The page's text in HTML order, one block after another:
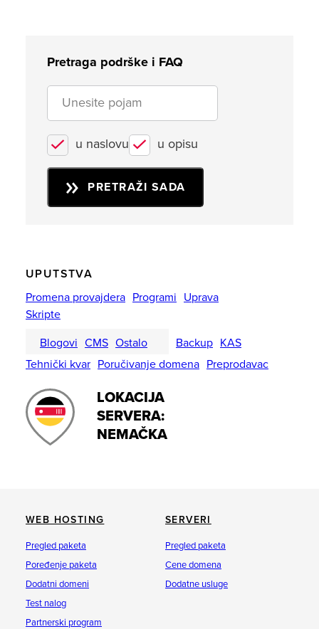
Pretraga podrške i FAQ
u naslovu u opisu
PRETRAŽI SADA
UPUTSTVA
Promena provajdera Programi Uprava
Skripte
Blogovi CMS Ostalo Backup KAS
Tehnički kvar Poručivanje domena Preprodavac
LOKACIJA
SERVERA:
NEMAČKA
WEB HOSTING
Pregled paketa
Poređenje paketa
Dodatni domeni
Test nalog
Partnerski program
SERVERI
Pregled paketa
Cene domena
Dodatne usluge